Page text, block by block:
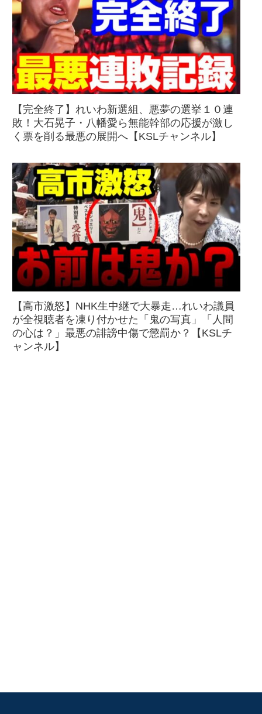
【完全終了】れいわ新選組、悪夢の選挙１０連
敗！大石晃子・八幡愛ら無能幹部の応援が激し
く票を削る最悪の展開へ【KSLチャンネル】
【高市激怒】NHK生中継で大暴走…れいわ議員
が全視聴者を凍り付かせた「鬼の写真」「人間
の心は？」最悪の誹謗中傷で懲罰か？【KSLチ
ャンネル】